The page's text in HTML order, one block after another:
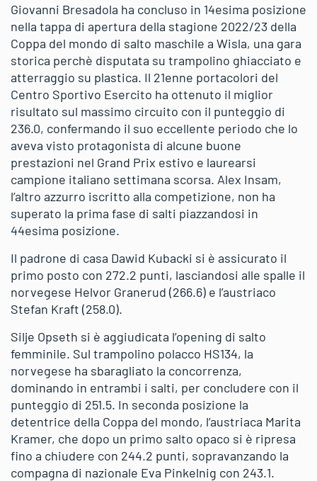
Giovanni Bresadola ha concluso in 14esima posizione
nella tappa di apertura della stagione 2022/23 della
Coppa del mondo di salto maschile a Wisla, una gara
storica perchè disputata su trampolino ghiacciato e
atterraggio su plastica. Il 21enne portacolori del
Centro Sportivo Esercito ha ottenuto il miglior
risultato sul massimo circuito con il punteggio di
236.0, confermando il suo eccellente periodo che lo
aveva visto protagonista di alcune buone
prestazioni nel Grand Prix estivo e laurearsi
campione italiano settimana scorsa. Alex Insam,
l’altro azzurro iscritto alla competizione, non ha
superato la prima fase di salti piazzandosi in
44esima posizione.
Il padrone di casa Dawid Kubacki si è assicurato il
primo posto con 272.2 punti, lasciandosi alle spalle il
norvegese Helvor Granerud (266.6) e l’austriaco
Stefan Kraft (258.0).
Silje Opseth si è aggiudicata l’opening di salto
femminile. Sul trampolino polacco HS134, la
norvegese ha sbaragliato la concorrenza,
dominando in entrambi i salti, per concludere con il
punteggio di 251.5. In seconda posizione la
detentrice della Coppa del mondo, l’austriaca Marita
Kramer, che dopo un primo salto opaco si è ripresa
fino a chiudere con 244.2 punti, sopravanzando la
compagna di nazionale Eva Pinkelnig con 243.1.